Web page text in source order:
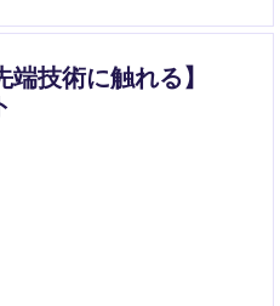
端技術に触れる】